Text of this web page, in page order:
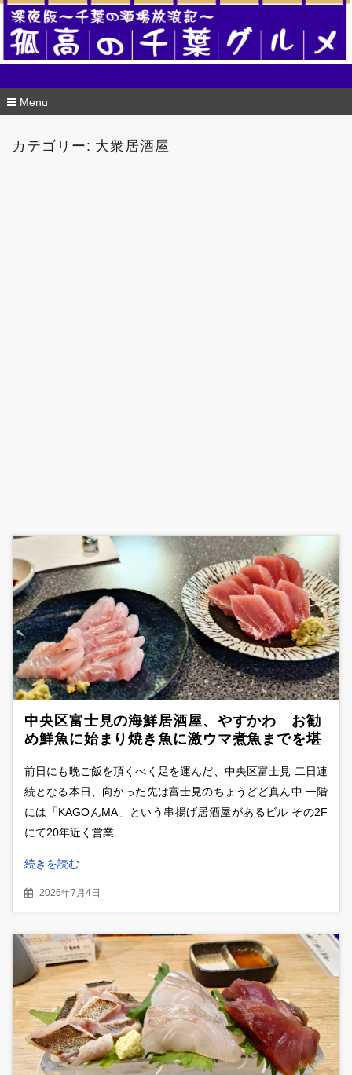
酒場版 孤高の千葉グルメ
Menu
カテゴリー: 大衆居酒屋
中央区富士見の海鮮居酒屋、やすかわ お勧
め鮮魚に始まり焼き魚に激ウマ煮魚までを堪
前日にも晩ご飯を頂くべく足を運んだ、中央区富士見 二日連
続となる本日、向かった先は富士見のちょうどど真ん中 一階
には「KAGOんMA」という串揚げ居酒屋があるビル その2F
にて20年近く営業
続きを読む
2026年7月4日